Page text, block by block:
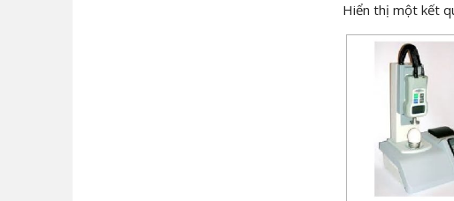
Hiển thị một kết